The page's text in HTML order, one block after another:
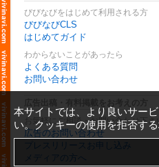
びびなびをはじめて利用される方
びびなびCLS
はじめてガイド
わからないことがあったら
よくある質問
お問い合わせ
お気軽にご相談・お問い合わせ下さ
広告のお問い合わせ
プレスリリースお申し込み
メディアの方へ
本サイトでは、より良いサー
い。クッキーの使用を拒否す